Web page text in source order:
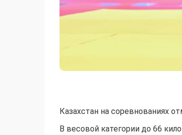
Казахстан на соревнованиях
В весовой категории до 66